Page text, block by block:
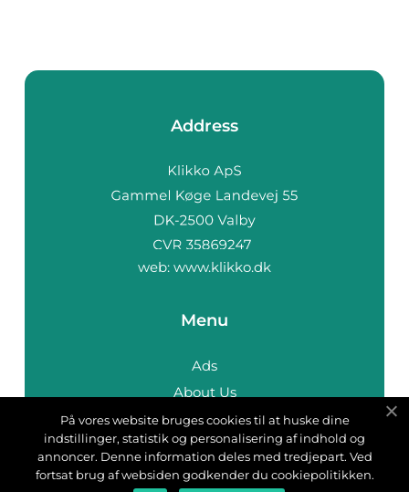
Address
web: www.klikko.dk
Menu
Ads
About Us
Cookies
Contact
Sitemap
På vores website bruges cookies til at huske dine
indstillinger, statistik og personalisering af indhold og
annoncer. Denne information deles med tredjepart. Ved
fortsat brug af websiden godkender du cookiepolitikken.